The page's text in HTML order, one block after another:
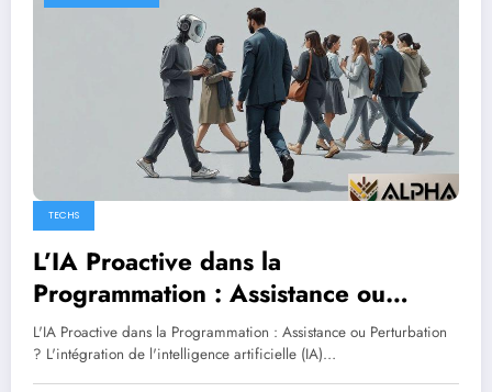
TECHS
L’IA Proactive dans la
Programmation : Assistance ou
Perturbation ?
L'IA Proactive dans la Programmation : Assistance ou Perturbation
? L'intégration de l'intelligence artificielle (IA)…